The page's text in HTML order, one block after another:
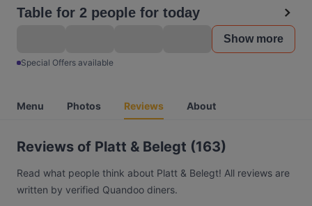
Table for 2 people for today
Show more
Special Offers available
Menu Photos Reviews About
Reviews of Platt & Belegt (163)
Read what people think about Platt & Belegt! All reviews are
written by verified Quandoo diners.